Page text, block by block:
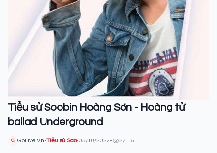
Tiểu sử Soobin Hoàng Sơn - Hoàng tử
ballad Underground
G GoLive.Vn•Tiểu sử Sao•05/10/2022• 2,416